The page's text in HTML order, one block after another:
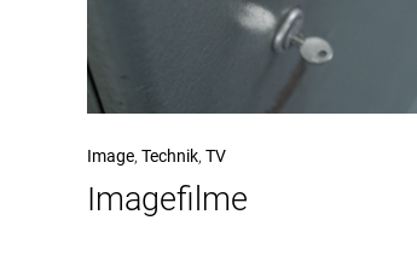
Image, Technik, TV
Imagefilme